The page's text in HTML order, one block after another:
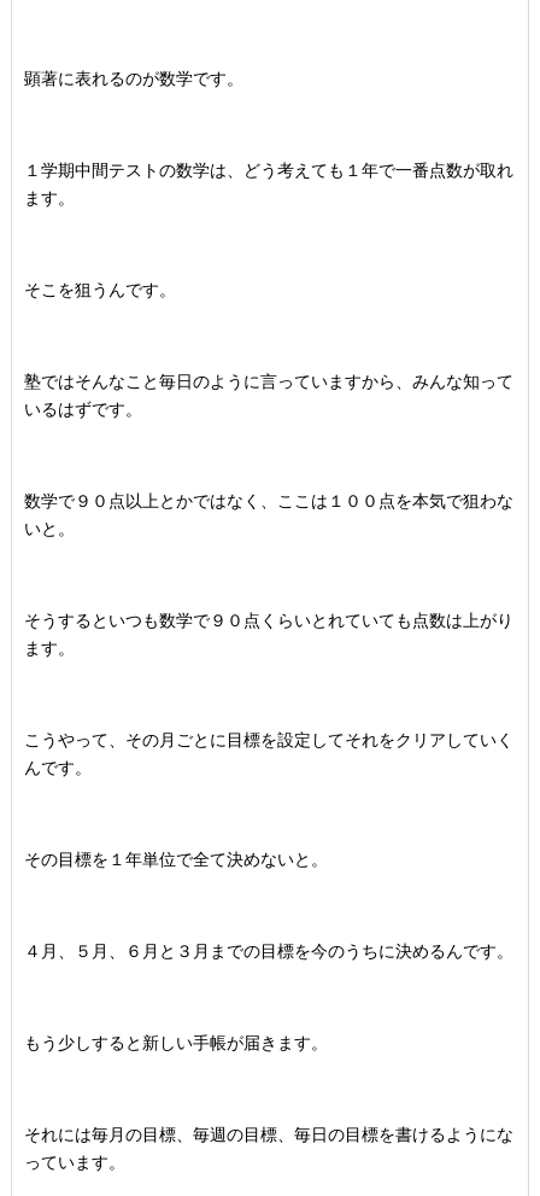
顕著に表れるのが数学です。
１学期中間テストの数学は、どう考えても１年で一番点数が取れ
ます。
そこを狙うんです。
塾ではそんなこと毎日のように言っていますから、みんな知って
いるはずです。
数学で９０点以上とかではなく、ここは１００点を本気で狙わな
いと。
そうするといつも数学で９０点くらいとれていても点数は上がり
ます。
こうやって、その月ごとに目標を設定してそれをクリアしていく
んです。
その目標を１年単位で全て決めないと。
４月、５月、６月と３月までの目標を今のうちに決めるんです。
もう少しすると新しい手帳が届きます。
それには毎月の目標、毎週の目標、毎日の目標を書けるようにな
っています。